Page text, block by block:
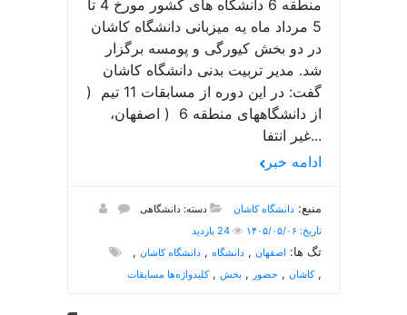
منطقه 6 دانشگاه های کشور مورخ 4 تا
5 مرداد ماه یه میزبانی دانشگاه کاشان
در دو بخش کیورگی و پومسه برگزار
شد. مدیر تربیت بدنی دانشگاه کاشان
گفت: در این دوره از مسابقات 11 تیم (
از دانشگاههای منطقه 6 ( اصفهان،
غیر انتفا...
ادامه خبر
منبع:دانشگاه کاشان
دسته: دانشگاهی
تاریخ: ۱۴۰۵/۰۵/۰۶
24 بازدید
تگ ها: اصفهان ,دانشگاه ,دانشگاه کاشان ,
کاشان , حضور , بخش ,کلیدواژه‌ها مسابقات ,